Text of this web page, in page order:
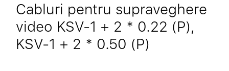
Cabluri pentru supraveghere
video KSV-1 + 2 * 0.22 (P),
KSV-1 + 2 * 0.50 (P)